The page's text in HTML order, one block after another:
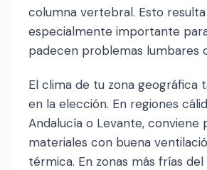
columna vertebral. Esto resulta
especialmente importante
padecen problemas lumbares
El clima de tu zona geográfica
en la elección. En regiones
Andalucía o Levante, conviene
materiales con buena
térmica. En zonas más frías